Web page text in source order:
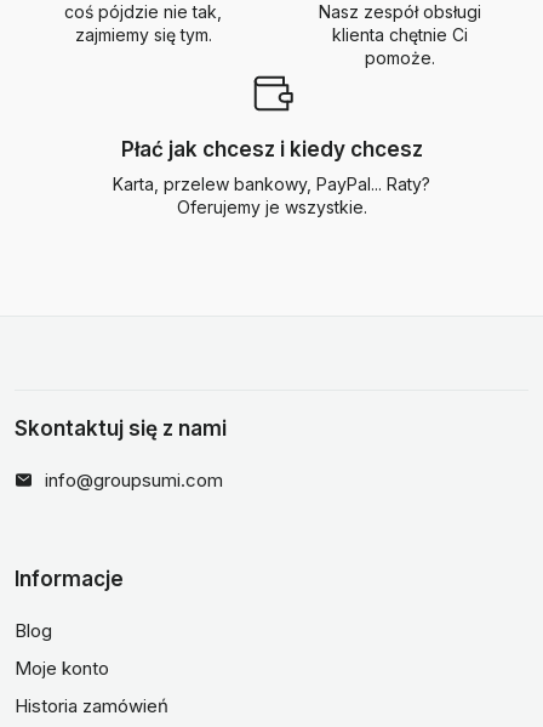
coś pójdzie nie tak,
zajmiemy się tym.
Nasz zespół obsługi
klienta chętnie Ci
pomoże.
Płać jak chcesz i kiedy chcesz
Karta, przelew bankowy, PayPal... Raty?
Oferujemy je wszystkie.
Skontaktuj się z nami
info@groupsumi.com
Informacje
Blog
Moje konto
Historia zamówień